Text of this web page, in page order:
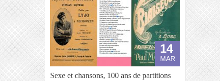
14
MAR
Sexe et chansons, 100 ans de partitions